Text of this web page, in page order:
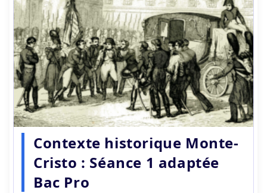
Contexte historique Monte-
Cristo : Séance 1 adaptée
Bac Pro